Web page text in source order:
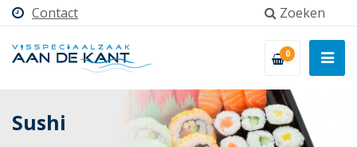
Contact Zoeken
0
Sushi